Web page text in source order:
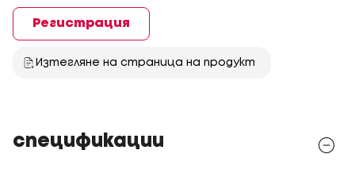
Регистрация
Изтегляне на страница на продукт
спецификации